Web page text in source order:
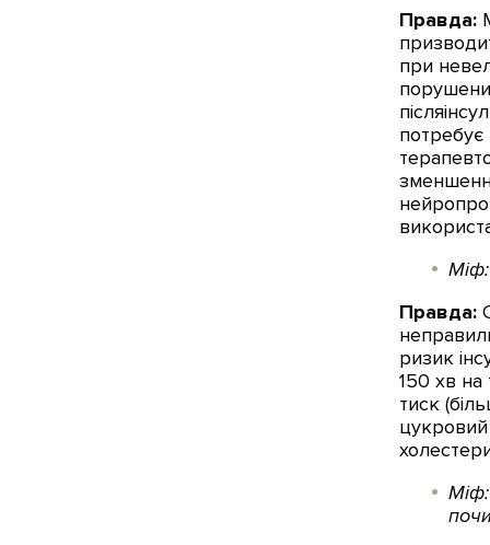
Правда:
при
потребує
Міф:
Правда:
ризик
150 хв на
тиск
цукровий
Міф: